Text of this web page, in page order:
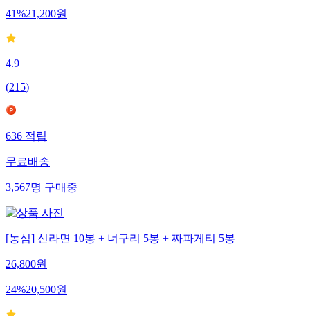
41%21,200원
4.9
(215)
636적립
무료배송
3,567명구매중
[농심] 신라면 10봉 + 너구리 5봉 + 짜파게티 5봉
26,800원
24%20,500원